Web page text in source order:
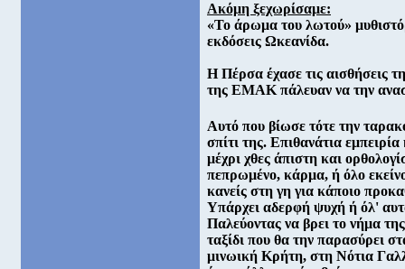
Ακόμη ξεχωρίσαμε:
«Το άρωμα του λωτού»
εκδόσεις Ωκεανίδα.
Η Πέρσα έχασε τις αισθήσεις
της ΕΜΑΚ πάλευαν να την
Αυτό που βίωσε τότε την
σπίτι της. Επιθανάτια
μέχρι χθες άπιστη και
πεπρωμένο, κάρμα, ή όλο
κανείς στη γη για κάποιο
Υπάρχει αδερφή ψυχή ή όλ'
Παλεύοντας να βρει το νήμα
ταξίδι που θα την παρασύρει
μινωική Κρήτη, στη Νότια